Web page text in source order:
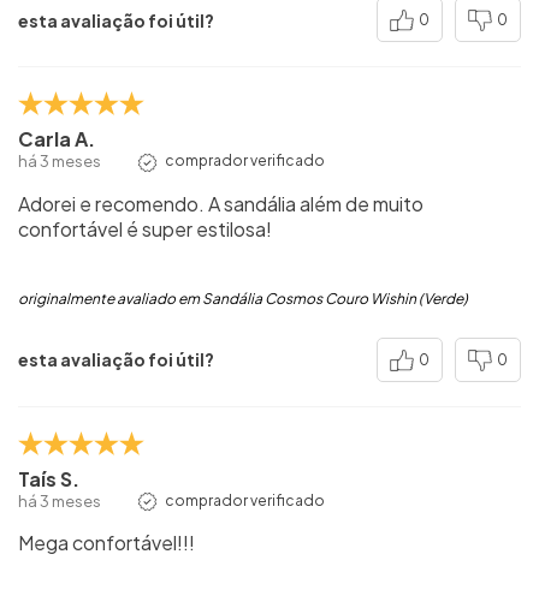
esta avaliação foi útil? 0 0
Carla A.
há 3 meses comprador verificado
Adorei e recomendo. A sandália além de muito
confortável é super estilosa!
originalmente avaliado em Sandália Cosmos Couro Wishin (Verde)
esta avaliação foi útil? 0 0
Taís S.
há 3 meses comprador verificado
Mega confortável!!!